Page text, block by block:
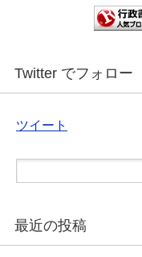
Twitter でフォロー
ツイート
最近の投稿